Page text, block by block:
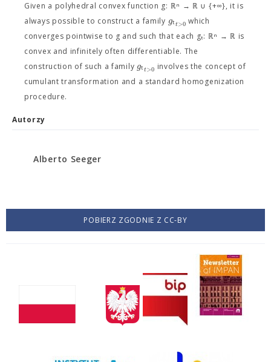
Given a polyhedral convex function g: ℝⁿ → ℝ ∪ {+∞}, it is
always possible to construct a family gₜt>0 which
converges pointwise to g and such that each gₜ: ℝⁿ → ℝ is
convex and infinitely often differentiable. The
construction of such a family gₜt>0 involves the concept of
cumulant transformation and a standard homogenization
procedure.
Autorzy
Alberto Seeger
POBIERZ ZGODNIE Z CC-BY